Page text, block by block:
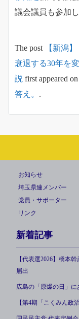
議会議員も参加し
The post
【新潟
衰退する30年を
説 first appeared on
答え。 .
お知らせ
埼玉県連メンバー
党員・サポーター
リンク
新着記事
【代表選2026】橋本
届出
広島の「原爆の日」に
【第4期「こくみん政